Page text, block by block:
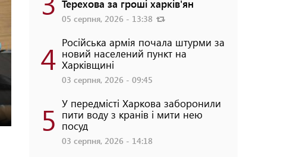
Терехова за гроші харків'ян
05 серпня, 2026 - 13:38
4 Російська армія почала штурми за
новий населений пункт на
Харківщині
03 серпня, 2026 - 09:45
5 У передмісті Харкова заборонили
пити воду з кранів і мити нею
посуд
03 серпня, 2026 - 14:18